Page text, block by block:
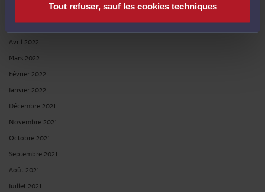
Tout refuser, sauf les cookies techniques
Mai 2022
Avril 2022
Mars 2022
Février 2022
Janvier 2022
Décembre 2021
Novembre 2021
Octobre 2021
Septembre 2021
Août 2021
Juillet 2021